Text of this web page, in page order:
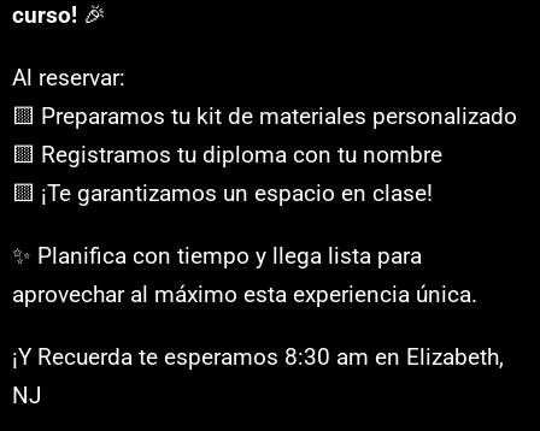
curso! 🎉
Al reservar:
🟨 Preparamos tu kit de materiales personalizado
🟨 Registramos tu diploma con tu nombre
🟨 ¡Te garantizamos un espacio en clase!
✨ Planifica con tiempo y llega lista para
aprovechar al máximo esta experiencia única.
¡Y Recuerda te esperamos 8:30 am en Elizabeth,
NJ